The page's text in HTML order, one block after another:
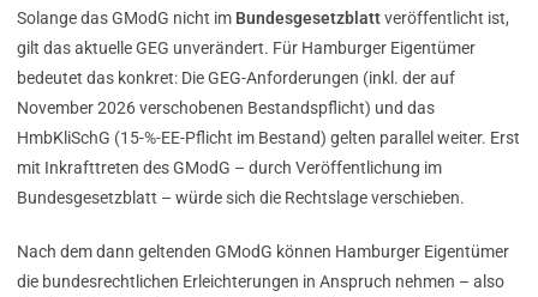
Solange das GModG nicht im Bundesgesetzblattveröffentlicht ist,
gilt das aktuelle GEG unverändert. Für Hamburger Eigentümer
bedeutet das konkret: Die GEG-Anforderungen (inkl. der auf
November 2026 verschobenen Bestandspflicht) und das
HmbKliSchG (15-%-EE-Pflicht im Bestand) gelten parallel weiter. Erst
mit Inkrafttreten des GModG – durch Veröffentlichung im
Bundesgesetzblatt – würde sich die Rechtslage verschieben.
Nach dem dann geltenden GModG können Hamburger Eigentümer
die bundesrechtlichen Erleichterungen in Anspruch nehmen – also